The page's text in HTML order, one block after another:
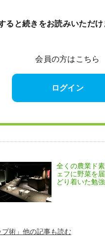
ると続きをお読みいただけ
会員の方はこちら
ログイン
全くの農業ド
ェフに野菜を
どり着いた勉強
術」